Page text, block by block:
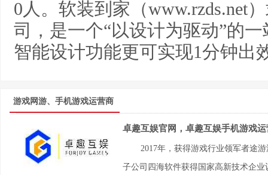
0人。软装到家（www.rzds.net
司，是一个“以设计为驱动”的
智能设计功能更可实现1分钟出
游戏网游、手机游戏运营商
卓趣互娱官网，卓趣互娱手机游戏
2017年，获得游戏行业领军者途
子公司四海软件获得国家高新技术企